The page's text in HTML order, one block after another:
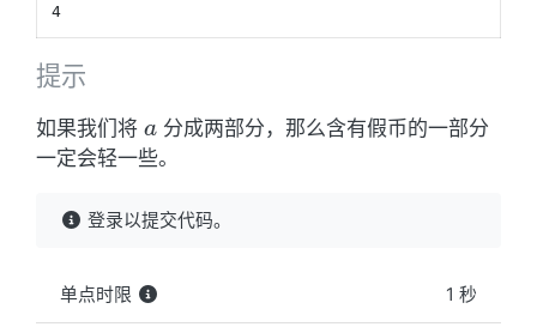
4
提示
如果我们将 a
a 分成两部分，那么含有假币的一部分
一定会轻一些。
登录以提交代码。
单点时限 1 秒